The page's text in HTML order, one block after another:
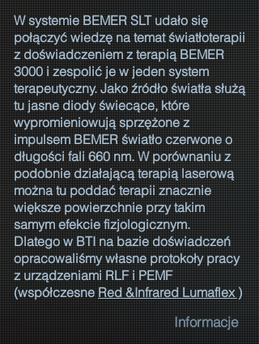
W systemie BEMER SLT udało się
połączyć wiedzę na temat światłoterapii
z doświadczeniem z terapią BEMER
3000 i zespolić je w jeden system
terapeutyczny. Jako źródło światła służą
tu jasne diody świecące, które
wypromieniowują sprzężone z
impulsem BEMER światło czerwone o
długości fali 660 nm. W porównaniu z
podobnie działającą terapią laserową
można tu poddać terapii znacznie
większe powierzchnie przy takim
samym efekcie fizjologicznym.
Dlatego w BTI na bazie doświadczeń
opracowaliśmy własne protokoły pracy
z urządzeniami RLF i PEMF
(współczesne Red &Infrared Lumaflex )
Informacje